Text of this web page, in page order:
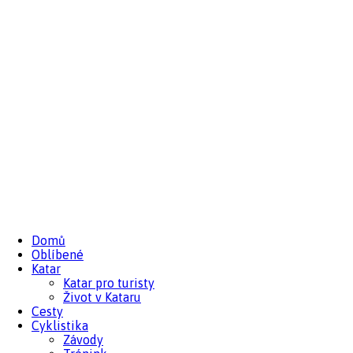
Domů
Oblíbené
Katar
Katar pro turisty
Život v Kataru
Cesty
Cyklistika
Závody